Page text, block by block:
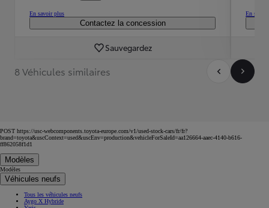
En savoir plus
Contactez la concession
Sauvegardez
En
8 Véhicules similaires
POST https://usc-webcomponents.toyota-europe.com/v1/used-stock-cars/fr/fr?
brand=toyota&uscContext=used&uscEnv=production&vehicleForSaleId=aa126664-aaec-4140-b616-
ff862058f1d1
Modèles
Modèles
Véhicules neufs
Tous les véhicules neufs
Aygo X Hybride